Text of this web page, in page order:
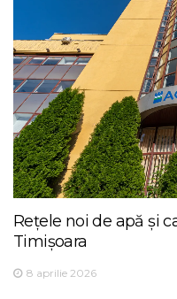
Rețele noi de apă și
Timișoara
8 aprilie 2026